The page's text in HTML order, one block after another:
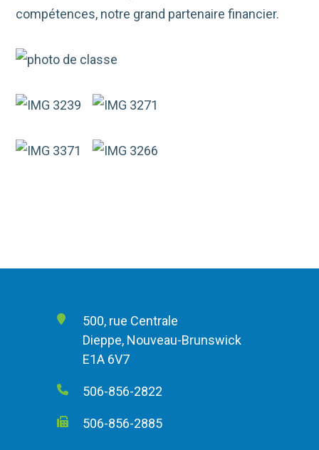
compétences, notre grand partenaire financier.
500, rue Centrale
Dieppe, Nouveau-Brunswick
E1A 6V7
506-856-2822
506-856-2885